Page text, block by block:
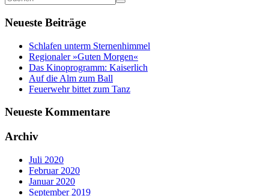
Neueste Beiträge
Schlafen unterm Sternenhimmel
Regionaler »Guten Morgen«
Das Kinoprogramm: Kaiserlich
Auf die Alm zum Ball
Feuerwehr bittet zum Tanz
Neueste Kommentare
Archiv
Juli 2020
Februar 2020
Januar 2020
September 2019